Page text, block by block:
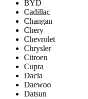
BYD
Cadillac
Changan
Chery
Chevrolet
Chrysler
Citroen
Cupra
Dacia
Daewoo
Datsun